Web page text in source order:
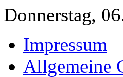
Donnerstag,
Impressum
Allgemeine